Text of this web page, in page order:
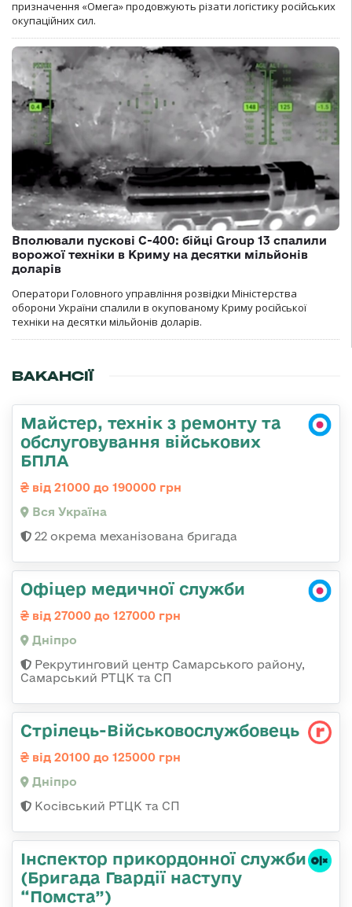
призначення «Омега» продовжують різати логістику російських
окупаційних сил.
Вполювали пускові С-400: бійці Group 13 спалили
ворожої техніки в Криму на десятки мільйонів
доларів
Оператори Головного управління розвідки Міністерства
оборони України спалили в окупованому Криму російської
техніки на десятки мільйонів доларів.
ВАКАНСІЇ
Майстер, технік з ремонту та
обслуговування військових
БПЛА
від 21000 до 190000 грн
Вся Україна
22 окрема механізована бригада
Офіцер медичної служби
від 27000 до 127000 грн
Дніпро
Рекрутинговий центр Самарського району,
Самарський РТЦК та СП
Стрілець-Військовослужбовець
від 20100 до 125000 грн
Дніпро
Косівський РТЦК та СП
Інспектор прикордонної служби
(Бригада Гвардії наступу
“Помста”)